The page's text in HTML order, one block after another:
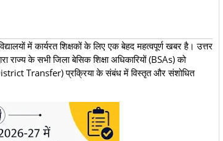
में कार्यरत शिक्षकों के लिए एक बेहद महत्वपूर्ण खबर है। उत्तर
राज्य के सभी जिला बेसिक शिक्षा अधिकारियों (BSAs) को
Transfer) प्रक्रिया के संबंध में विस्तृत और संशोधित